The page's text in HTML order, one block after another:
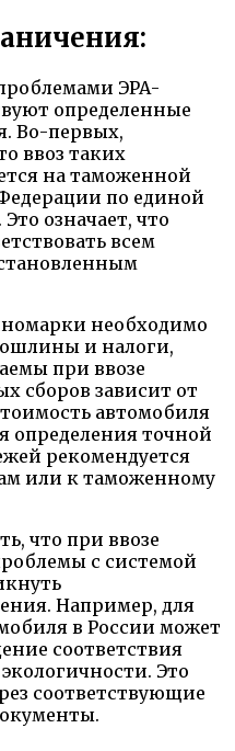
ЭРА-
определенные
Во-первых,
ввоз таких
на таможенной
по единой
означает, что
всем
необходимо
и налоги,
при ввозе
сборов зависит от
автомобиля
определения точной
рекомендуется
или к таможенному
что при ввозе
с системой
Например, для
в России может
соответствия
Это
соответствующие